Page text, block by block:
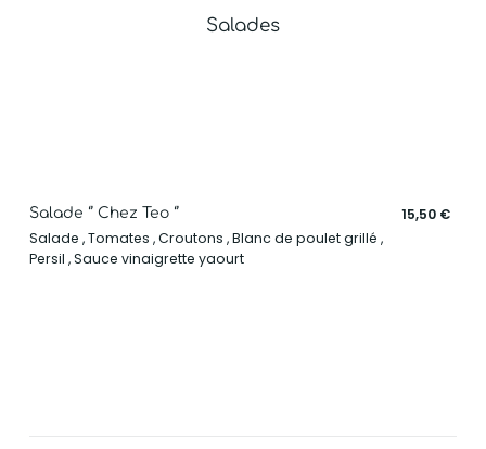
Salades
Salade ‘’ Chez Teo ‘’
Salade , Tomates , Croutons , Blanc de poulet grillé ,
Persil , Sauce vinaigrette yaourt
15,50 €